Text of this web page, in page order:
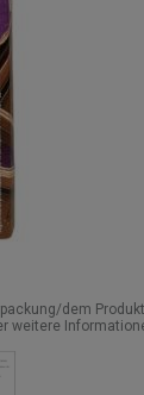
dem
weitere